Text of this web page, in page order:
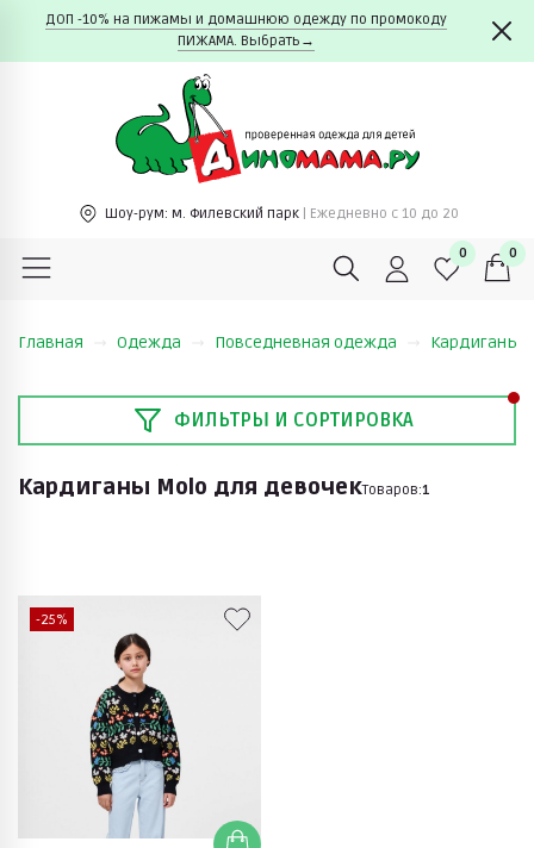
ДОП -10% на пижамы и домашнюю одежду по промокоду
ПИЖАМА. Выбрать→
Шоу-рум: м. Филевский парк | Ежедневно c 10 до 20
0 0
Главная Одежда Повседневная одежда Кардиганы
ФИЛЬТРЫ И СОРТИРОВКА
Кардиганы Molo для девочекТоваров:1
-25%